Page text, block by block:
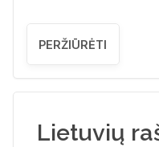
PERŽIŪRĖTI
Lietuvių